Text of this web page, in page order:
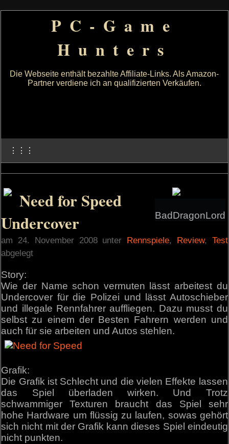
PC-Game
Hunters
Die Webseite enthält bezahlte Affiliate-Links. Als Amazon-
Partner verdiene ich an qualifizierten Verkäufen.
⋮⋮⋮
BadDragonLord
Need for Speed
Undercover
am 24. November 2008 unter Rennspiele, Review, Test
abgelegt
Story:
Wie der Name schon vermuten lässt arbeitest du
Undercover für die Polizei und lässt Autoschieber
und illegale Rennfahrer auffliegen. Dazu musst du
selbst zu einem der Besten Fahrern werden und
auch für sie arbeiten und Autos stehlen.
Grafik:
Die Grafik ist Schlecht und die vielen Effekte lassen
das Spiel überladen wirken. Und Trotz
schwammiger Texturen braucht das Spiel sehr
hohe Hardware um flüssig zu laufen, sowas gehört
sich nicht mit der Grafik kann dieses Spiel eindeutig
nicht punkten.